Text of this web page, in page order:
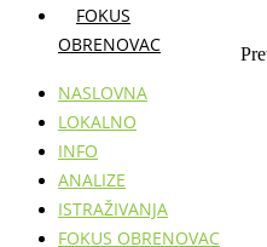
FOKUS
OBRENOVAC
NASLOVNA
LOKALNO
INFO
ANALIZE
ISTRAŽIVANJA
FOKUS OBRENOVAC